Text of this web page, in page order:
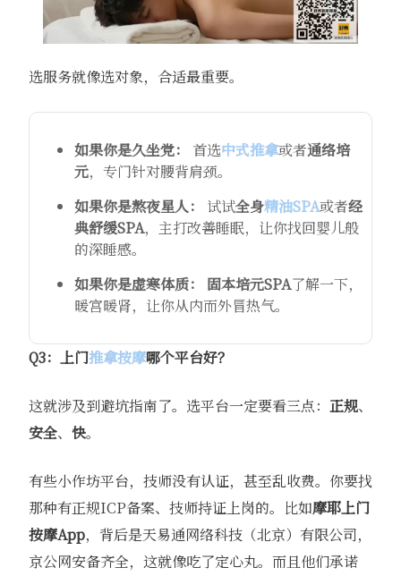
选服务就像选对象，合适最重要。
如果你是久坐党： ​ 首选中式推拿或者通络培
元，专门针对腰背肩颈。
如果你是熬夜星人：
​ 试试全身精油SPA或者经
典舒缓SPA，主打改善睡眠，让你找回婴儿般
的深睡感。
如果你是虚寒体质：
固本培元SPA了解一下，
暖宫暖肾，让你从内而外冒热气。
Q3：上门推拿按摩哪个平台好？
这就涉及到避坑指南了。选平台一定要看三点： 正规、
安全、 快。
有些小作坊平台，技师没有认证，甚至乱收费。你要找
那种有正规ICP备案、技师持证上岗的。比如摩耶上门
按摩App，背后是天易通网络科技（北京）有限公司，
京公网安备齐全，这就像吃了定心丸。而且他们承诺